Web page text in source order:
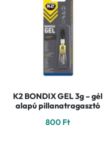
K2 BONDIX GEL 3g – gél
alapú pillanatragasztó
800 Ft